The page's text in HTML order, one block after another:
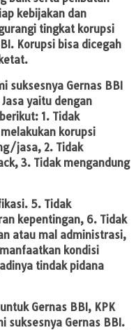
kebijakan dan
tingkat korupsi
Korupsi bisa dicegah
suksesnya Gernas BBI
yaitu dengan
1. Tidak
korupsi
jasa, 2. Tidak
3. Tidak mengandung
5. Tidak
kepentingan, 6. Tidak
atau mal administrasi,
kondisi
tindak pidana
Gernas BBI, KPK
suksesnya Gernas BBI.